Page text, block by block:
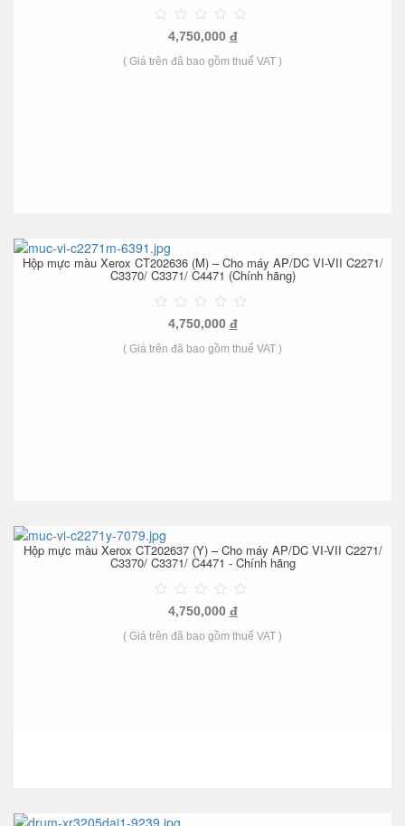
4,750,000 đ
( Giá trên đã bao gồm thuế VAT )
Hộp mực màu Xerox CT202636 (M) – Cho máy AP/DC VI-VII C2271/
C3370/ C3371/ C4471 (Chính hãng)
4,750,000 đ
( Giá trên đã bao gồm thuế VAT )
Hộp mực màu Xerox CT202637 (Y) – Cho máy AP/DC VI-VII C2271/
C3370/ C3371/ C4471 - Chính hãng
4,750,000 đ
( Giá trên đã bao gồm thuế VAT )